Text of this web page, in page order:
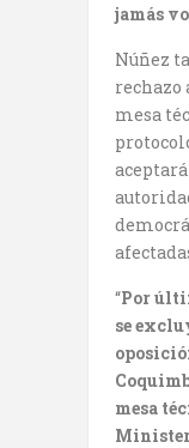
jamás
Núñez
rechazo
mesa
“Por
se
mesa